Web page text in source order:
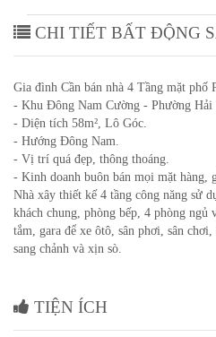
CHI TIẾT BẤT ĐỘNG
Gia đình Cần bán nhà 4 Tầng mặt phố
- Khu Đông Nam Cường - Phường
- Diện tích 58m², Lô Góc.
- Hướng Đông Nam.
- Vị trí quá đẹp, thông thoáng.
- Kinh doanh buôn bán mọi mặt hàng,
Nhà xây thiết kế 4 tầng công năng sử
khách chung, phòng bếp, 4 phòng ngủ
tắm, gara để xe ôtô, sân phơi, sân
sang chảnh và xịn sò.
TIỆN ÍCH